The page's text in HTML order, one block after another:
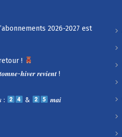
2026-2027 est
!
𝒉𝒊𝒗𝒆𝒓 𝒓𝒆𝒗𝒊𝒆𝒏𝒕 !
:
& 𝒎𝒂𝒊